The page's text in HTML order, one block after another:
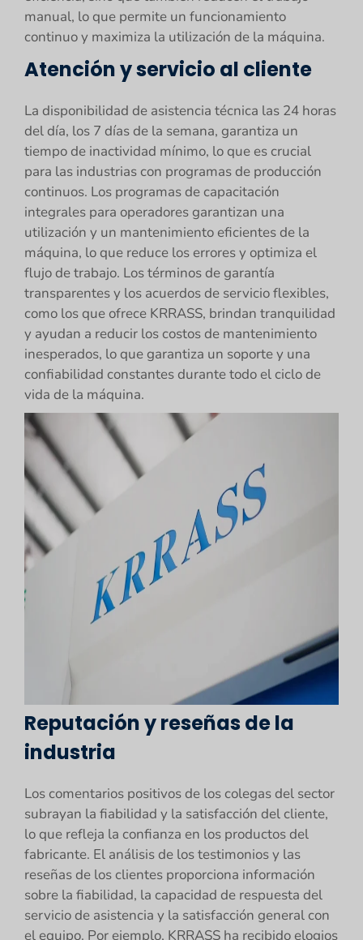
manual, lo que permite un funcionamiento
continuo y maximiza la utilización de la máquina.
Atención y servicio al cliente
La disponibilidad de asistencia técnica las 24 horas
del día, los 7 días de la semana, garantiza un
tiempo de inactividad mínimo, lo que es crucial
para las industrias con programas de producción
continuos. Los programas de capacitación
integrales para operadores garantizan una
utilización y un mantenimiento eficientes de la
máquina, lo que reduce los errores y optimiza el
flujo de trabajo. Los términos de garantía
transparentes y los acuerdos de servicio flexibles,
como los que ofrece KRRASS, brindan tranquilidad
y ayudan a reducir los costos de mantenimiento
inesperados, lo que garantiza un soporte y una
confiabilidad constantes durante todo el ciclo de
vida de la máquina.
Reputación y reseñas de la
industria
Los comentarios positivos de los colegas del sector
subrayan la fiabilidad y la satisfacción del cliente,
lo que refleja la confianza en los productos del
fabricante. El análisis de los testimonios y las
reseñas de los clientes proporciona información
sobre la fiabilidad, la capacidad de respuesta del
servicio de asistencia y la satisfacción general con
el equipo. Por ejemplo, KRRASS ha recibido elogios